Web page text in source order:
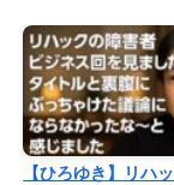
【ひろゆき】リハ